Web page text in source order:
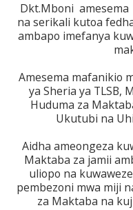
Dkt.Mboni
na serikali kutoa
ambapo imefanya
Amesema mafanikio
ya Sheria ya TLSB,
Huduma za
Ukutubi na
Aidha ameongeza
Maktaba za jamii
uliopo na
pembezoni mwa miji
za Maktaba na